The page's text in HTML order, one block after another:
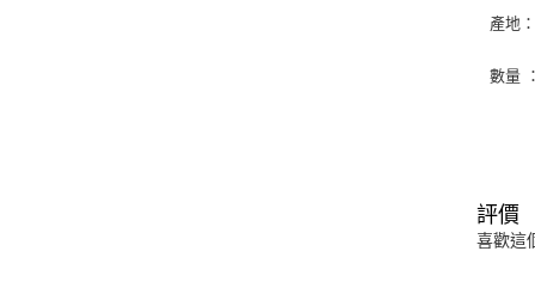
產地
數量
評價
喜歡這